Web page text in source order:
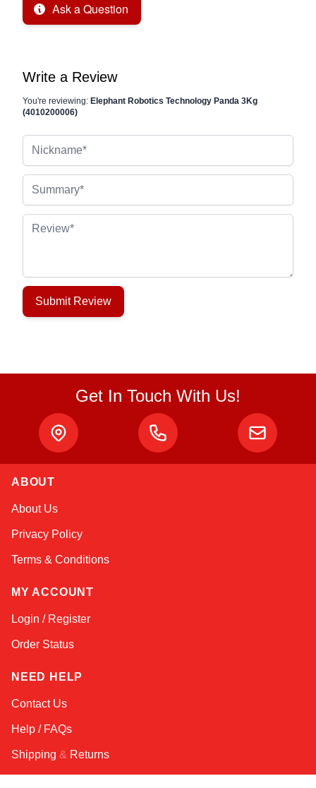
Ask a Question
Write a Review
You're reviewing: Elephant Robotics Technology Panda 3Kg
(4010200006)
Review
Submit Review
Get In Touch With Us!
ABOUT
About Us
Privacy Policy
Terms & Conditions
MY ACCOUNT
Login / Register
Order Status
NEED HELP
Contact Us
Help / FAQs
Shipping & Returns